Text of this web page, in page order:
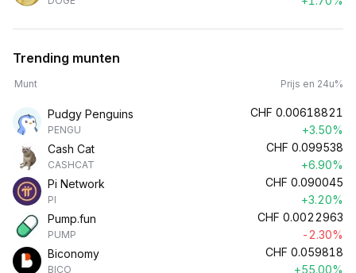
Trending munten
Munt Prijs en 24u%
Pudgy Penguins
PENGU
CHF 0.00618821
+3.50%
Cash Cat
CASHCAT
CHF 0.099538
+6.90%
Pi Network
PI
CHF 0.090045
+3.20%
Pump.fun
PUMP
CHF 0.0022963
-2.30%
Biconomy
BICO
CHF 0.059818
+55.00%